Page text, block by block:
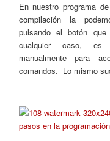
En nuestro programa
compilación la
pulsando el botón
cualquier caso, es
manualmente para
comandos. Lo mismo